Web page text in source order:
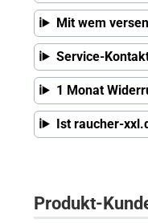
Mit wem
Service-
1 Monat
Ist raucher-
Produkt-